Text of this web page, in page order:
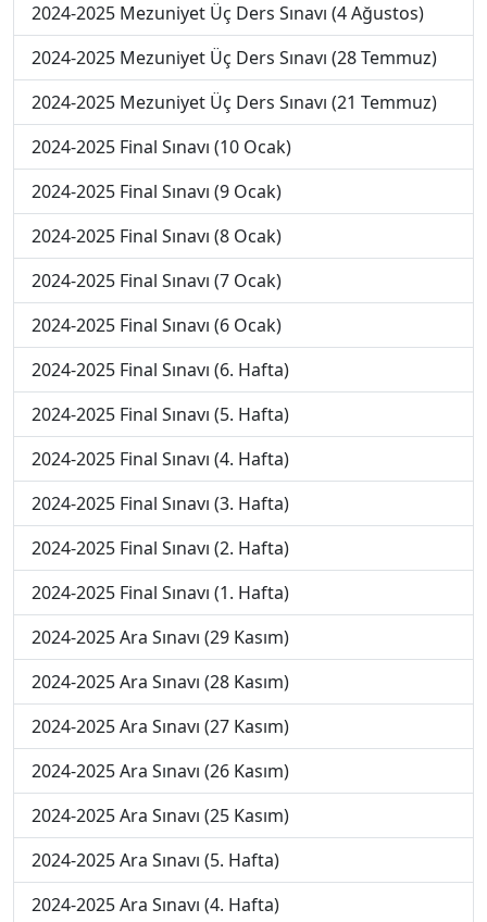
2024-2025 Mezuniyet Üç Ders Sınavı (4 Ağustos)
2024-2025 Mezuniyet Üç Ders Sınavı (28 Temmuz)
2024-2025 Mezuniyet Üç Ders Sınavı (21 Temmuz)
2024-2025 Final Sınavı (10 Ocak)
2024-2025 Final Sınavı (9 Ocak)
2024-2025 Final Sınavı (8 Ocak)
2024-2025 Final Sınavı (7 Ocak)
2024-2025 Final Sınavı (6 Ocak)
2024-2025 Final Sınavı (6. Hafta)
2024-2025 Final Sınavı (5. Hafta)
2024-2025 Final Sınavı (4. Hafta)
2024-2025 Final Sınavı (3. Hafta)
2024-2025 Final Sınavı (2. Hafta)
2024-2025 Final Sınavı (1. Hafta)
2024-2025 Ara Sınavı (29 Kasım)
2024-2025 Ara Sınavı (28 Kasım)
2024-2025 Ara Sınavı (27 Kasım)
2024-2025 Ara Sınavı (26 Kasım)
2024-2025 Ara Sınavı (25 Kasım)
2024-2025 Ara Sınavı (5. Hafta)
2024-2025 Ara Sınavı (4. Hafta)